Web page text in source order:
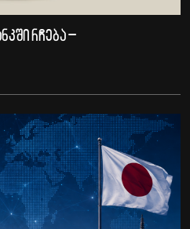
რჩება –